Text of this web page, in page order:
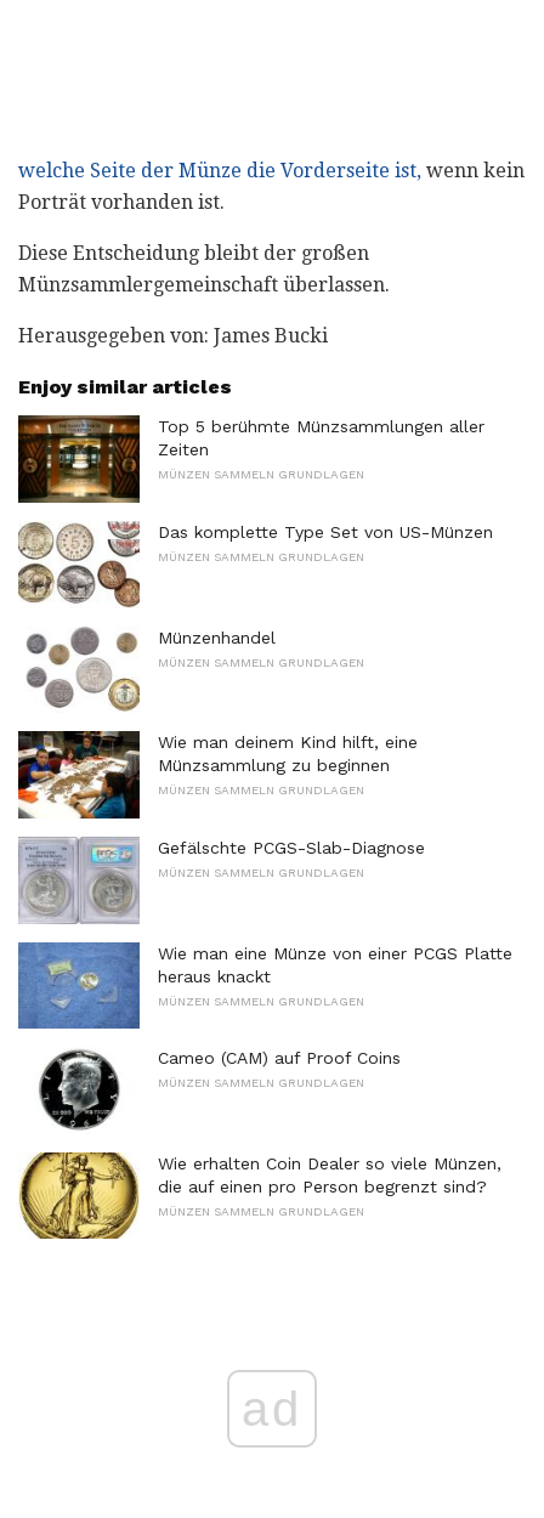
welche Seite der Münze die Vorderseite ist, wenn kein
Porträt vorhanden ist.
Diese Entscheidung bleibt der großen
Münzsammlergemeinschaft überlassen.
Herausgegeben von: James Bucki
Enjoy similar articles
Top 5 berühmte Münzsammlungen aller
Zeiten
MÜNZEN SAMMELN GRUNDLAGEN
Das komplette Type Set von US-Münzen
MÜNZEN SAMMELN GRUNDLAGEN
Münzenhandel
MÜNZEN SAMMELN GRUNDLAGEN
Wie man deinem Kind hilft, eine
Münzsammlung zu beginnen
MÜNZEN SAMMELN GRUNDLAGEN
Gefälschte PCGS-Slab-Diagnose
MÜNZEN SAMMELN GRUNDLAGEN
Wie man eine Münze von einer PCGS Platte
heraus knackt
MÜNZEN SAMMELN GRUNDLAGEN
Cameo (CAM) auf Proof Coins
MÜNZEN SAMMELN GRUNDLAGEN
Wie erhalten Coin Dealer so viele Münzen,
die auf einen pro Person begrenzt sind?
MÜNZEN SAMMELN GRUNDLAGEN
ad